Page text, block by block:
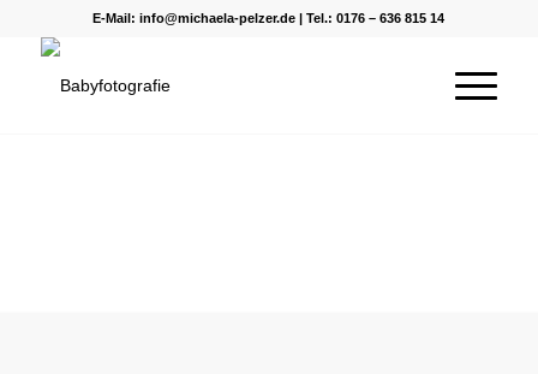
E-Mail:info@michaela-pelzer.de | Tel.:0176 – 636 815 14